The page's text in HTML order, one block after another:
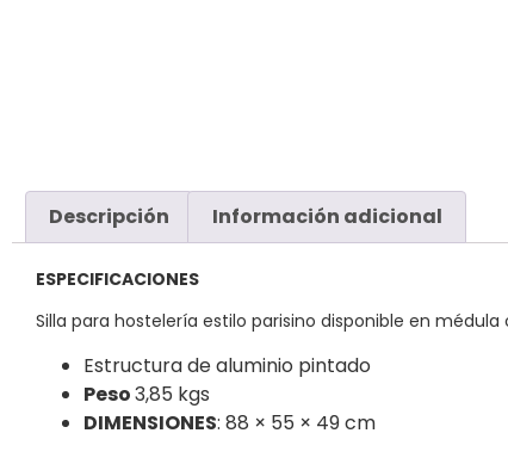
Descripción Información adicional
ESPECIFICACIONES
Silla para hostelería estilo parisino disponible en
Estructura de aluminio pintado
Peso3,85 kgs
DIMENSIONES: 88 × 55 × 49 cm